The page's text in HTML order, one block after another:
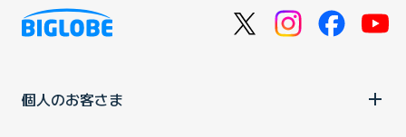
個人のお客さま